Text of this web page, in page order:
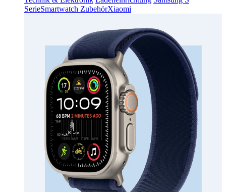
SerieSmartwatch ZubehörXiaomi